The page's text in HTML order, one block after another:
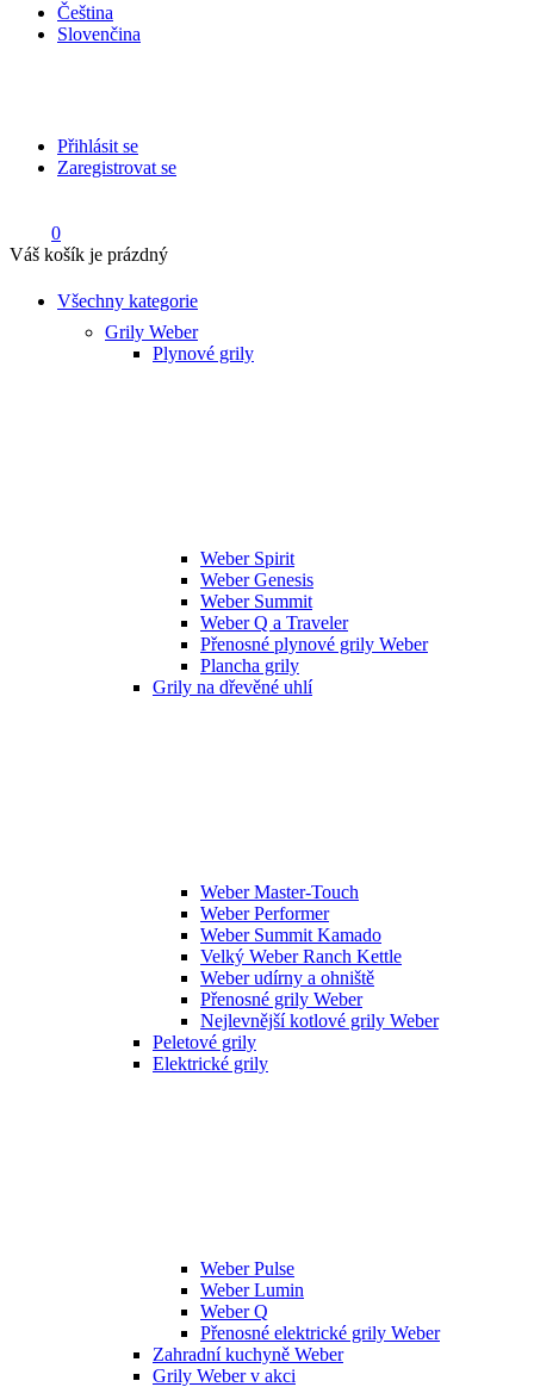
Čeština
Slovenčina
Přihlásit se
Zaregistrovat se
0
Váš košík je prázdný
Všechny kategorie
Grily Weber
Plynové grily
Weber Spirit
Weber Genesis
Weber Summit
Weber Q a Traveler
Přenosné plynové grily Weber
Plancha grily
Grily na dřevěné uhlí
Weber Master-Touch
Weber Performer
Weber Summit Kamado
Velký Weber Ranch Kettle
Weber udírny a ohniště
Přenosné grily Weber
Nejlevnější kotlové grily Weber
Peletové grily
Elektrické grily
Weber Pulse
Weber Lumin
Weber Q
Přenosné elektrické grily Weber
Zahradní kuchyně Weber
Grily Weber v akci